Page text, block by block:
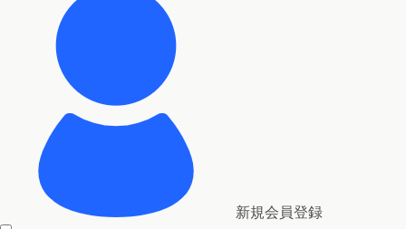
新規会員登録